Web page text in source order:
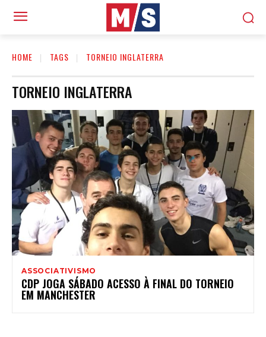
HOME TAGS TORNEIO INGLATERRA
TORNEIO INGLATERRA
ASSOCIATIVISMO
CDP JOGA SÁBADO ACESSO À FINAL DO TORNEIO
EM MANCHESTER